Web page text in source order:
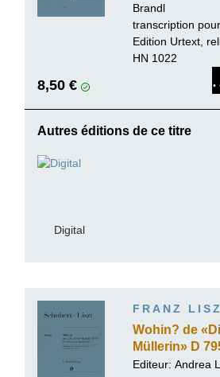
Brandl
transcription
Edition Urtext,
paperback
HN 1022
8,50 €
Autres éditions de ce titre
Digital
FRANZ
Wohin? de
Müllerin» D
Editeur: Andrea